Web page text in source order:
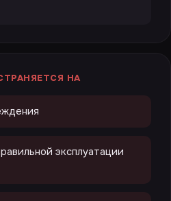
НА
эксплуатации